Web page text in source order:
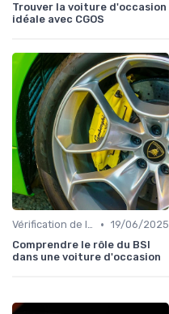
Trouver la voiture d'occasion
idéale avec CGOS
Vérification de l'Historique du Véhicule • 19/06/2025
Comprendre le rôle du BSI
dans une voiture d'occasion